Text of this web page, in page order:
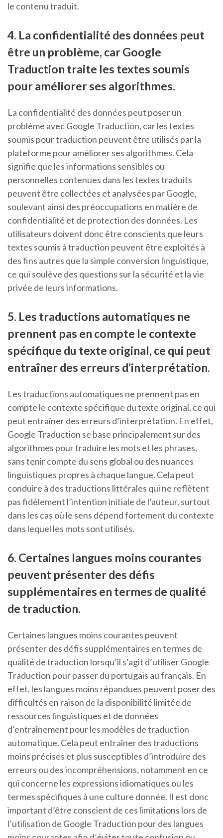
le contenu traduit.
4. La confidentialité des données peut
être un problème, car Google
Traduction traite les textes soumis
pour améliorer ses algorithmes.
La confidentialité des données peut poser un
problème avec Google Traduction, car les textes
soumis pour traduction peuvent être utilisés par la
plateforme pour améliorer ses algorithmes. Cela
signifie que les informations sensibles ou
personnelles contenues dans les textes traduits
peuvent être collectées et analysées par Google,
soulevant ainsi des préoccupations en matière de
confidentialité et de protection des données. Les
utilisateurs doivent donc être conscients que leurs
textes soumis à traduction peuvent être exploités à
des fins autres que la simple conversion linguistique,
ce qui soulève des questions sur la sécurité et la vie
privée de leurs informations.
5. Les traductions automatiques ne
prennent pas en compte le contexte
spécifique du texte original, ce qui peut
entraîner des erreurs d’interprétation.
Les traductions automatiques ne prennent pas en
compte le contexte spécifique du texte original, ce qui
peut entraîner des erreurs d’interprétation. En effet,
Google Traduction se base principalement sur des
algorithmes pour traduire les mots et les phrases,
sans tenir compte du sens global ou des nuances
linguistiques propres à chaque langue. Cela peut
conduire à des traductions littérales qui ne reflètent
pas fidèlement l’intention initiale de l’auteur, surtout
dans les cas où le sens dépend fortement du contexte
dans lequel les mots sont utilisés.
6. Certaines langues moins courantes
peuvent présenter des défis
supplémentaires en termes de qualité
de traduction.
Certaines langues moins courantes peuvent
présenter des défis supplémentaires en termes de
qualité de traduction lorsqu’il s’agit d’utiliser Google
Traduction pour passer du portugais au français. En
effet, les langues moins répandues peuvent poser des
difficultés en raison de la disponibilité limitée de
ressources linguistiques et de données
d’entraînement pour les modèles de traduction
automatique. Cela peut entraîner des traductions
moins précises et plus susceptibles d’introduire des
erreurs ou des incompréhensions, notamment en ce
qui concerne les expressions idiomatiques ou les
termes spécifiques à une culture donnée. Il est donc
important d’être conscient de ces limitations lors de
l’utilisation de Google Traduction pour des langues